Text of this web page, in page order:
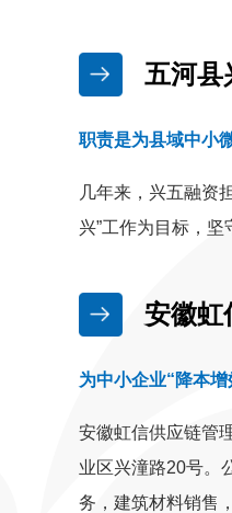
五河县
职责是为县域中小
几年来，兴五融资
兴”工作为目标，坚
安徽虹
为中小企业“降本
安徽虹信供应链管
业区兴潼路20号。
务，建筑材料销售